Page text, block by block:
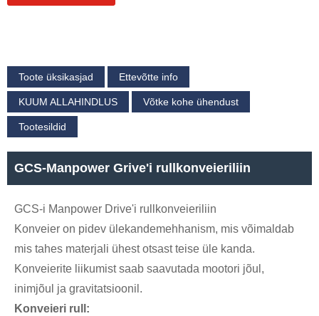
Toote üksikasjad Ettevõtte info
KUUM ALLAHINDLUS Võtke kohe ühendust
Tootesildid
GCS-Manpower Grive'i rullkonveieriliin
GCS-i Manpower Drive'i rullkonveieriliin
Konveier on pidev ülekandemehhanism, mis võimaldab
mis tahes materjali ühest otsast teise üle kanda.
Konveierite liikumist saab saavutada mootori jõul,
inimjõul ja gravitatsioonil.
Konveieri rull: